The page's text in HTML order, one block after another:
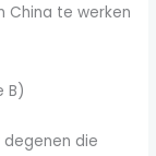
China te werken
B)
degenen die